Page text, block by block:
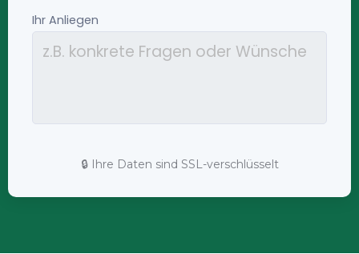
🔒 Ihre Daten sind SSL-verschlüsselt